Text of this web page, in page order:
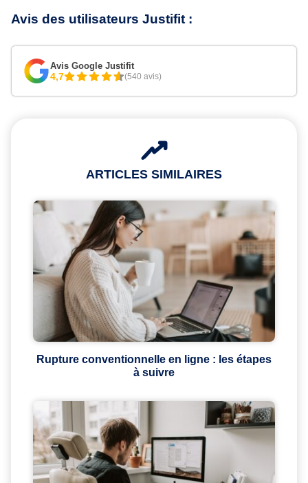
Avis des utilisateurs Justifit :
Avis Google Justifit
4,7 (540 avis)
ARTICLES SIMILAIRES
Rupture conventionnelle en ligne : les étapes
à suivre